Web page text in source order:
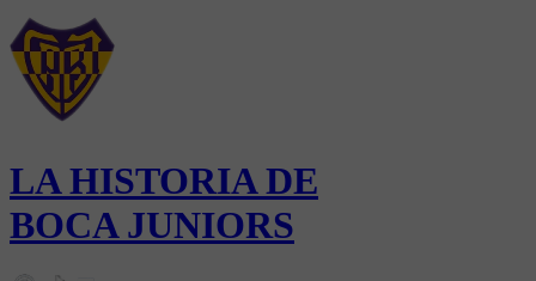
LA HISTORIA DE
BOCA JUNIORS